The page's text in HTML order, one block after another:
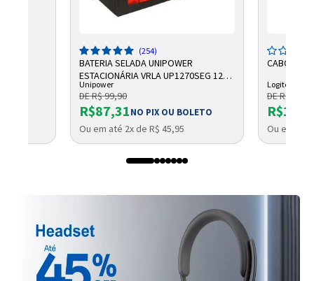
(254)
BATERIA SELADA UNIPOWER
ESTACIONÁRIA VRLA UP1270SEG 12V
7AH F187
Unipower
DE R$ 99,90
R$87,31NO PIX OU BOLETO
Ou em até 2x de R$ 45,95
CABO
Logitech
DE R$
Ou em até